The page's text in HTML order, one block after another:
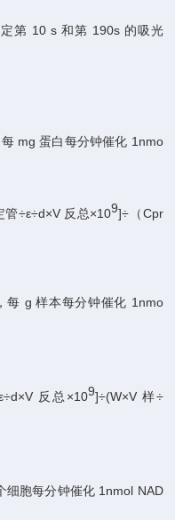
第 10 s 和第 190s 的吸光
mg 蛋白每分钟催化 1nmo
管÷ε÷d×V 反总×109]÷ （ Cpr
每 g 样本每分钟催化 1nmo
反总 ×109]÷(W×V 样÷
细胞每分钟催化 1nmol NAD